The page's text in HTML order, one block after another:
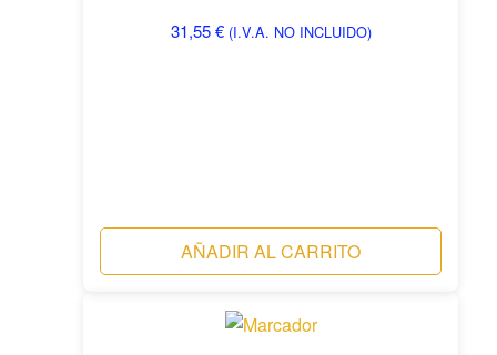
31,55€ (I.V.A. NO INCLUIDO)
AÑADIR AL CARRITO